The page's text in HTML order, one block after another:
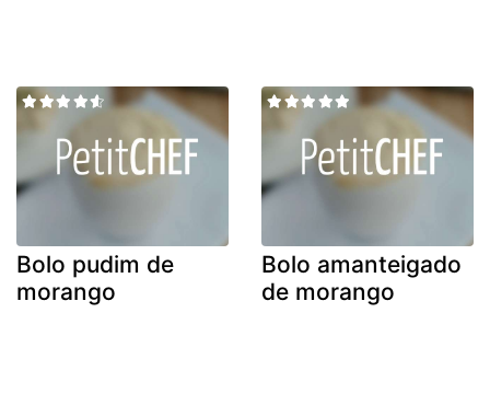
Bolo pudim de
morango
Bolo amanteigado
de morango